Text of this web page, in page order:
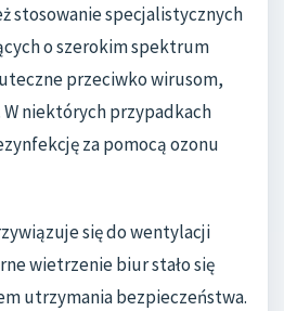
stosowanie specjalistycznych
o szerokim spektrum
przeciwko wirusom,
niektórych przypadkach
za pomocą ozonu
się do wentylacji
wietrzenie biur stało się
utrzymania bezpieczeństwa.